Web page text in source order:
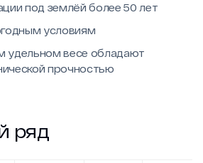
под землёй более 50 лет
условиям
удельном весе обладают
прочностью
ряд